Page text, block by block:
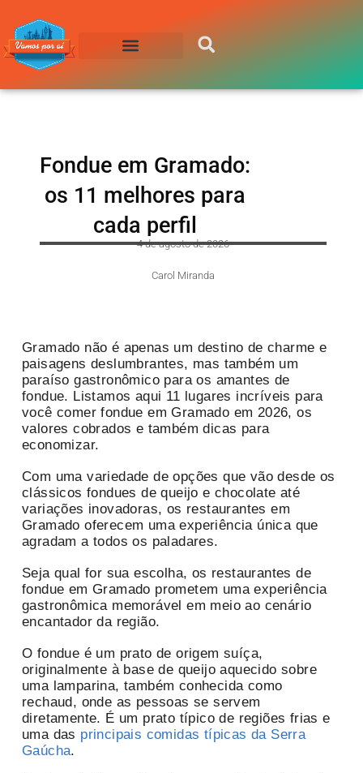
Fondue em Gramado:
os 11 melhores para
cada perfil
4 de agosto de 2026
Carol Miranda
Gramado não é apenas um destino de charme e
paisagens deslumbrantes, mas também um
paraíso gastronômico para os amantes de
fondue. Listamos aqui 11 lugares incríveis para
você comer fondue em Gramado em 2026, os
valores cobrados e também dicas para
economizar.
Com uma variedade de opções que vão desde os
clássicos fondues de queijo e chocolate até
variações inovadoras, os restaurantes em
Gramado oferecem uma experiência única que
agradam a todos os paladares.
Seja qual for sua escolha, os restaurantes de
fondue em Gramado prometem uma experiência
gastronômica memorável em meio ao cenário
encantador da região.
O fondue é um prato de origem suíça,
originalmente à base de queijo aquecido sobre
uma lamparina, também conhecida como
rechaud, onde as pessoas se servem
diretamente. É um prato típico de regiões frias e
uma das principais comidas típicas da Serra
Gaúcha.